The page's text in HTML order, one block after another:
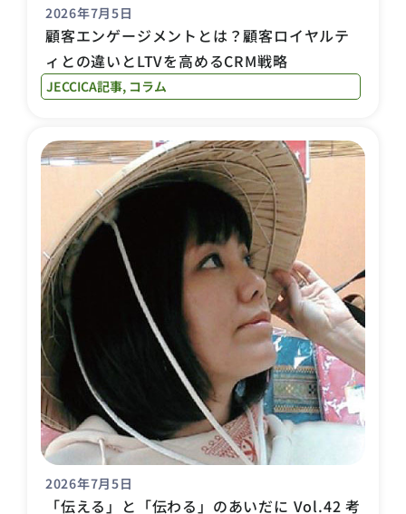
2026年7月5日
顧客エンゲージメントとは？顧客ロイヤルテ
ィとの違いとLTVを高めるCRM戦略
JECCICA記事, コラム
2026年7月5日
「伝える」と「伝わる」のあいだに Vol.42 考